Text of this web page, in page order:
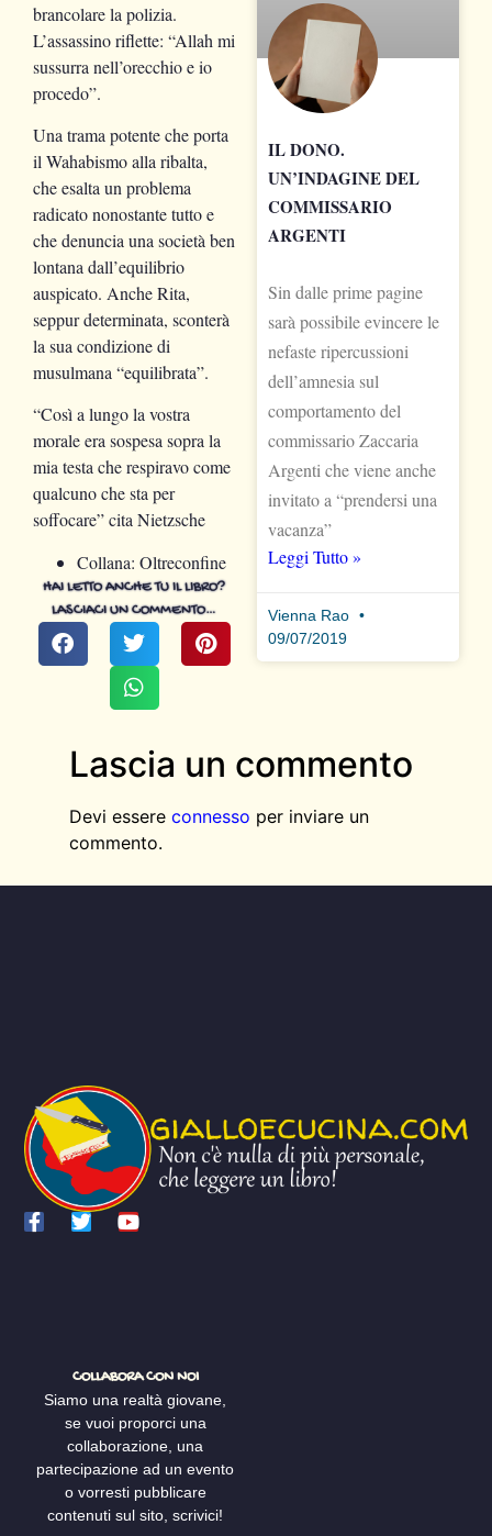
HAI LETTO ANCHE TU IL LIBRO?
LASCIACI UN COMMENTO…
brancolare la polizia.
L’assassino riflette: “Allah mi
sussurra nell’orecchio e io
procedo”.
Una trama potente che porta
il Wahabismo alla ribalta,
che esalta un problema
radicato nonostante tutto e
che denuncia una società ben
lontana dall’equilibrio
auspicato. Anche Rita,
seppur determinata, sconterà
la sua condizione di
musulmana “equilibrata”.
“Così a lungo la vostra
morale era sospesa sopra la
mia testa che respiravo come
qualcuno che sta per
soffocare” cita Nietzsche
Collana: Oltreconfine
IL DONO.
UN’INDAGINE DEL
COMMISSARIO
ARGENTI
Sin dalle prime pagine
sarà possibile evincere le
nefaste ripercussioni
dell’amnesia sul
comportamento del
commissario Zaccaria
Argenti che viene anche
invitato a “prendersi una
vacanza”
Leggi Tutto »
Vienna Rao
09/07/2019
Lascia un commento
Devi essere connesso per inviare un
commento.
COLLABORA CON NOI
Siamo una realtà giovane,
se vuoi proporci una
collaborazione, una
partecipazione ad un evento
o vorresti pubblicare
contenuti sul sito, scrivici!